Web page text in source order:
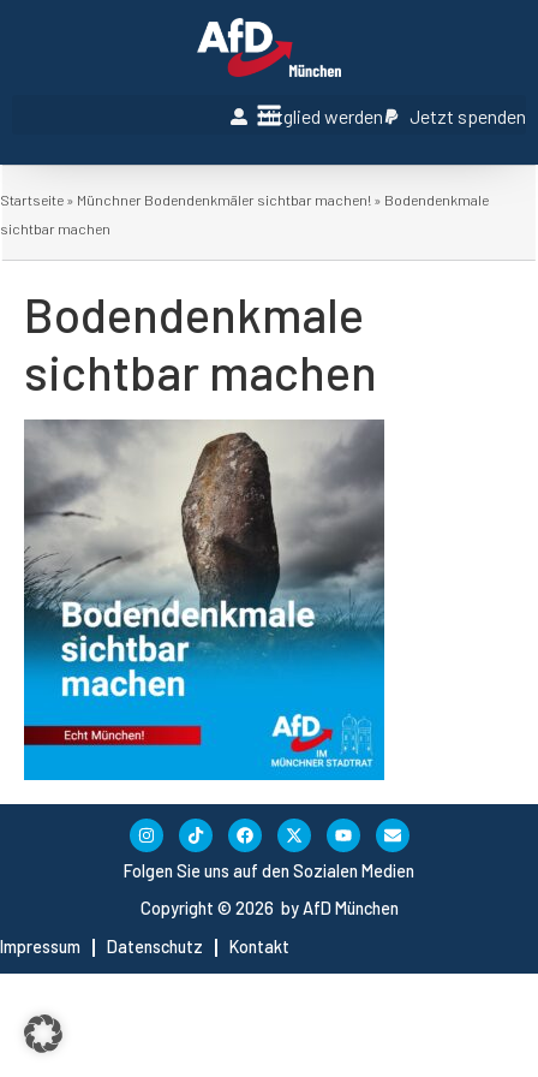
Mitglied werden Jetzt spenden
Startseite » Münchner Bodendenkmäler sichtbar machen! » Bodendenkmale
sichtbar machen
Bodendenkmale
sichtbar machen
Copyright © 2026 by AfD München
Impressum
Datenschutz Kontakt
Folgen Sie uns auf den Sozialen Medien